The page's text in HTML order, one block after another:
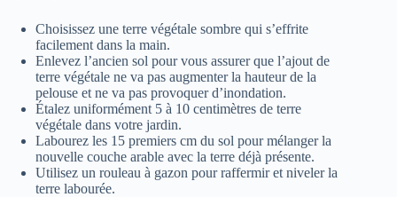
Choisissez une terre végétale sombre qui s’effrite
facilement dans la main.
Enlevez l’ancien sol pour vous assurer que l’ajout de
terre végétale ne va pas augmenter la hauteur de la
pelouse et ne va pas provoquer d’inondation.
Étalez uniformément 5 à 10 centimètres de terre
végétale dans votre jardin.
Labourez les 15 premiers cm du sol pour mélanger la
nouvelle couche arable avec la terre déjà présente.
Utilisez un rouleau à gazon pour raffermir et niveler la
terre labourée.